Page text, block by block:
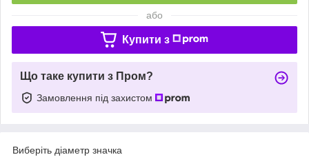
або
Купити з
Що таке купити з Пром?
Замовлення під захистом
Виберіть діаметр значка